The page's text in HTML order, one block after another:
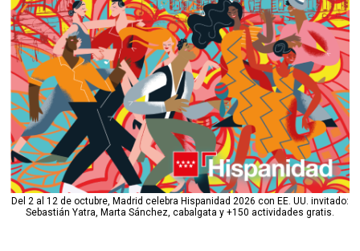
Del 2 al 12 de octubre, Madrid celebra Hispanidad 2026 con EE. UU. invitado:
Sebastián Yatra, Marta Sánchez, cabalgata y +150 actividades gratis.